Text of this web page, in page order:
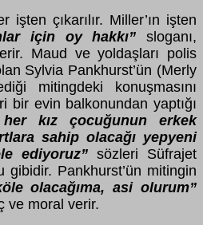
çıkarılır. Miller’ın işten
için oy hakkı” sloganı,
Maud ve yoldaşları polis
Sylvia Pankhurst’ün (Merly
mitingdeki konuşmasını
bir evin balkonundan yaptığı
her kız çocuğunun erkek
sahip olacağı yepyeni
ediyoruz” sözleri Süfrajet
gibidir. Pankhurst’ün mitingin
olacağıma, asi olurum”
ve moral verir.